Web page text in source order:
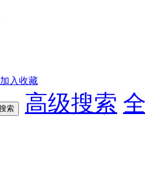
加入收藏
高级搜索